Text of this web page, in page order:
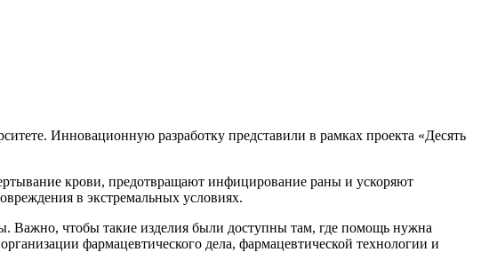
Инновационную разработку представили в рамках проекта «Десять
крови, предотвращают инфицирование раны и ускоряют
в экстремальных условиях.
Важно, чтобы такие изделия были доступны там, где помощь нужна
фармацевтического дела, фармацевтической технологии и